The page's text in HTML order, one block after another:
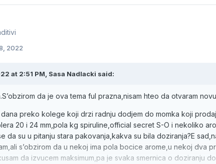
2022
at 2:51 PM, Sasa Nadlacki said:
da je ova tema ful prazna,nisam hteo da otvaram
preko kolege koji drzi radnju dodjem do momka koji
20 i 24 mm,pola kg spiruline,official secret S-O i nekoliko
da su u pitanju stara pakovanja,kakva su bila doziranja?E
s’obzirom da u nekoj ima pola bocice arome,u nekoj dva
da izvucem maksimum,pa je svaka smernica o doziranju